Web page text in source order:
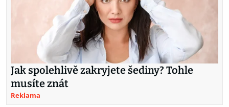
Jak spolehlivě zakryjete šediny? Tohle
musíte znát
Reklama